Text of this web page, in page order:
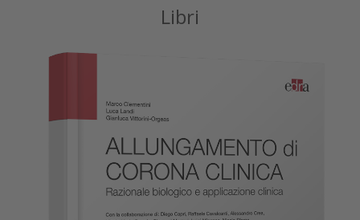
Libri